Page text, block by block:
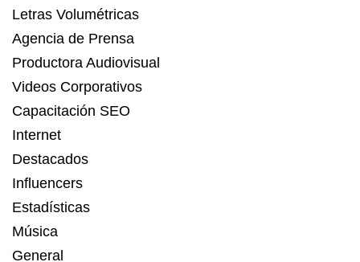
Letras Volumétricas
Agencia de Prensa
Productora Audiovisual
Videos Corporativos
Capacitación SEO
Internet
Destacados
Influencers
Estadísticas
Música
General